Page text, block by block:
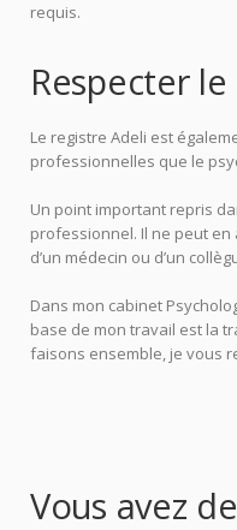
requis.
Respecter
Le registre Adeli est
professionnelles que le
Un point important repris
professionnel. Il ne peut en
d’un médecin ou d’un
Dans mon cabinet
base de mon travail est la
faisons ensemble, je vous
Vous avez